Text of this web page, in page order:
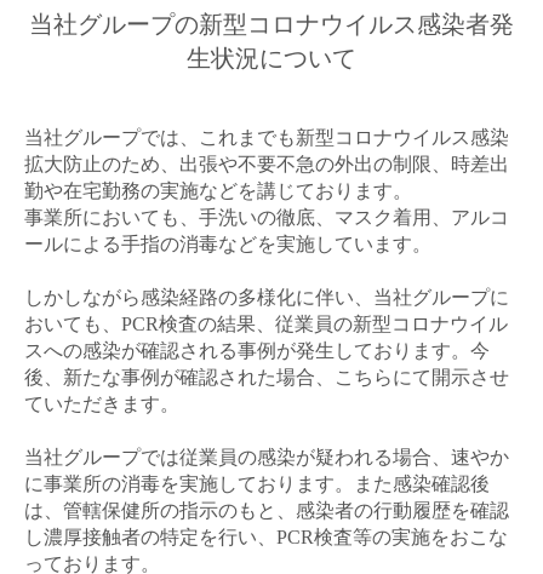
当社グループの新型コロナウイルス感染者発
生状況について
当社グループでは、これまでも新型コロナウイルス感染
拡大防止のため、出張や不要不急の外出の制限、時差出
勤や在宅勤務の実施などを講じております。
事業所においても、手洗いの徹底、マスク着用、アルコ
ールによる手指の消毒などを実施しています。
しかしながら感染経路の多様化に伴い、当社グループに
おいても、 PCR検査の結果、従業員の新型コロナウイル
スへの感染が確認される事例が発生しております。今
後、新たな事例が確認された場合、こちらにて開示させ
ていただきます。
当社グループでは従業員の感染が疑われる場合、速やか
に事業所の消毒を実施しております。また感染確認後
は、管轄保健所の指示のもと、感染者の行動履歴を確認
し濃厚接触者の特定を行い、 PCR検査等の実施をおこな
っております。